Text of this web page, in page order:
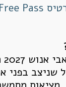
שניצב בפני